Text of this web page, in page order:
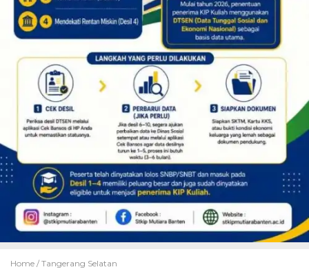
Home / Tangerang Selatan